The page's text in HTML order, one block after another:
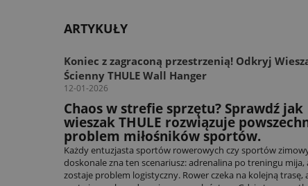
ARTYKUŁY
Koniec z zagraconą przestrzenią! Odkryj
Ścienny THULE Wall Hanger
12-01-2026
Chaos w strefie sprzętu? Sprawdź jak
wieszak THULE rozwiązuje
problem miłośników sportów.
Każdy entuzjasta sportów rowerowych czy sportów
doskonale zna ten scenariusz: adrenalina po treningu mija,
zostaje problem logistyczny. Rower czeka na kolejną trasę,